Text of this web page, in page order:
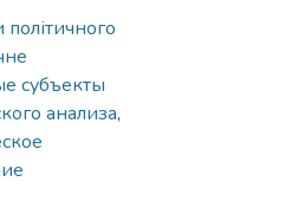
субъекты
анализа,